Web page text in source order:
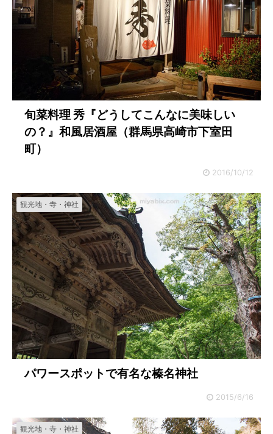
旬菜料理 秀『どうしてこんなに美味しい
の？』和風居酒屋（群馬県高崎市下室田
町）
2016/10/12
観光地・寺・神社
パワースポットで有名な榛名神社
2015/6/16
観光地・寺・神社